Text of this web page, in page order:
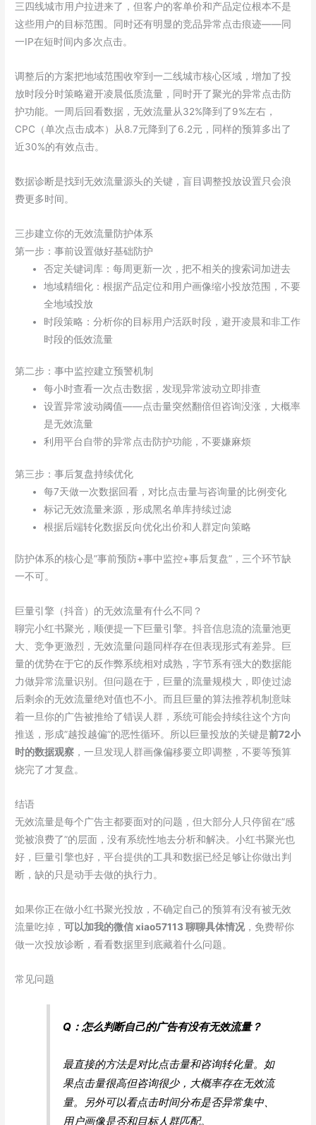
三四线城市用户拉进来了，但客户的客单价和产品定位根本不是
这些用户的目标范围。同时还有明显的竞品异常点击痕迹——同
一IP在短时间内多次点击。
调整后的方案把地域范围收窄到一二线城市核心区域，增加了投
放时段分时策略避开凌晨低质流量，同时开了聚光的异常点击防
护功能。一周后回看数据，无效流量从32%降到了9%左右，
CPC（单次点击成本）从8.7元降到了6.2元，同样的预算多出了
近30%的有效点击。
数据诊断是找到无效流量源头的关键，盲目调整投放设置只会浪
费更多时间。
三步建立你的无效流量防护体系
第一步：事前设置做好基础防护
否定关键词库：每周更新一次，把不相关的搜索词加进去
地域精细化：根据产品定位和用户画像缩小投放范围，不要
全地域投放
时段策略：分析你的目标用户活跃时段，避开凌晨和非工作
时段的低效流量
第二步：事中监控建立预警机制
每小时查看一次点击数据，发现异常波动立即排查
设置异常波动阈值——点击量突然翻倍但咨询没涨，大概率
是无效流量
利用平台自带的异常点击防护功能，不要嫌麻烦
第三步：事后复盘持续优化
每7天做一次数据回看，对比点击量与咨询量的比例变化
标记无效流量来源，形成黑名单库持续过滤
根据后端转化数据反向优化出价和人群定向策略
防护体系的核心是”事前预防+事中监控+事后复盘”，三个环节缺
一不可。
巨量引擎（抖音）的无效流量有什么不同？
聊完小红书聚光，顺便提一下巨量引擎。抖音信息流的流量池更
大、竞争更激烈，无效流量问题同样存在但表现形式有差异。巨
量的优势在于它的反作弊系统相对成熟，字节系有强大的数据能
力做异常流量识别。但问题在于，巨量的流量规模大，即使过滤
后剩余的无效流量绝对值也不小。而且巨量的算法推荐机制意味
着一旦你的广告被推给了错误人群，系统可能会持续往这个方向
推送，形成”越投越偏”的恶性循环。所以巨量投放的关键是前72小
时的数据观察 ，一旦发现人群画像偏移要立即调整，不要等预算
烧完了才复盘。
结语
无效流量是每个广告主都要面对的问题，但大部分人只停留在”感
觉被浪费了”的层面，没有系统性地去分析和解决。小红书聚光也
好，巨量引擎也好，平台提供的工具和数据已经足够让你做出判
断，缺的只是动手去做的执行力。
如果你正在做小红书聚光投放，不确定自己的预算有没有被无效
流量吃掉，可以加我的微信 xiao57113 聊聊具体情况 ，免费帮你
做一次投放诊断，看看数据里到底藏着什么问题。
常见问题
Q：怎么判断自己的广告有没有无效流量？
最直接的方法是对比点击量和咨询转化量。如
果点击量很高但咨询很少，大概率存在无效流
量。另外可以看点击时间分布是否异常集中、
用户画像是否和目标人群匹配。